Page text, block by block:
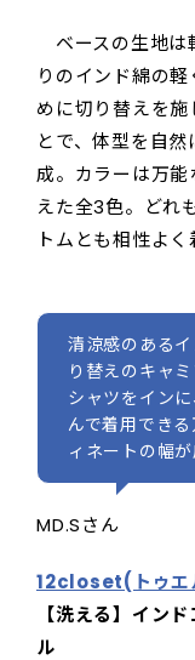
ベースの生地は
りのインド綿の
めに切り替えを
とで、体型を自
成。カラーは万
えた全3色。どれ
トムとも相性よく
清涼感のある
り替えのキャ
シャツをイン
んで着用でき
ィネートの幅が
MD.Sさん
12closet(トゥエ
【洗える】イン
ル